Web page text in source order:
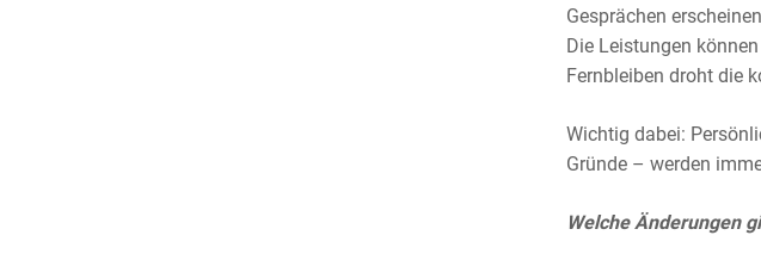
Gesprächen
Die Leistungen
Fernbleiben droht die
Wichtig dabei:
Gründe – werden
Welche Änderungen